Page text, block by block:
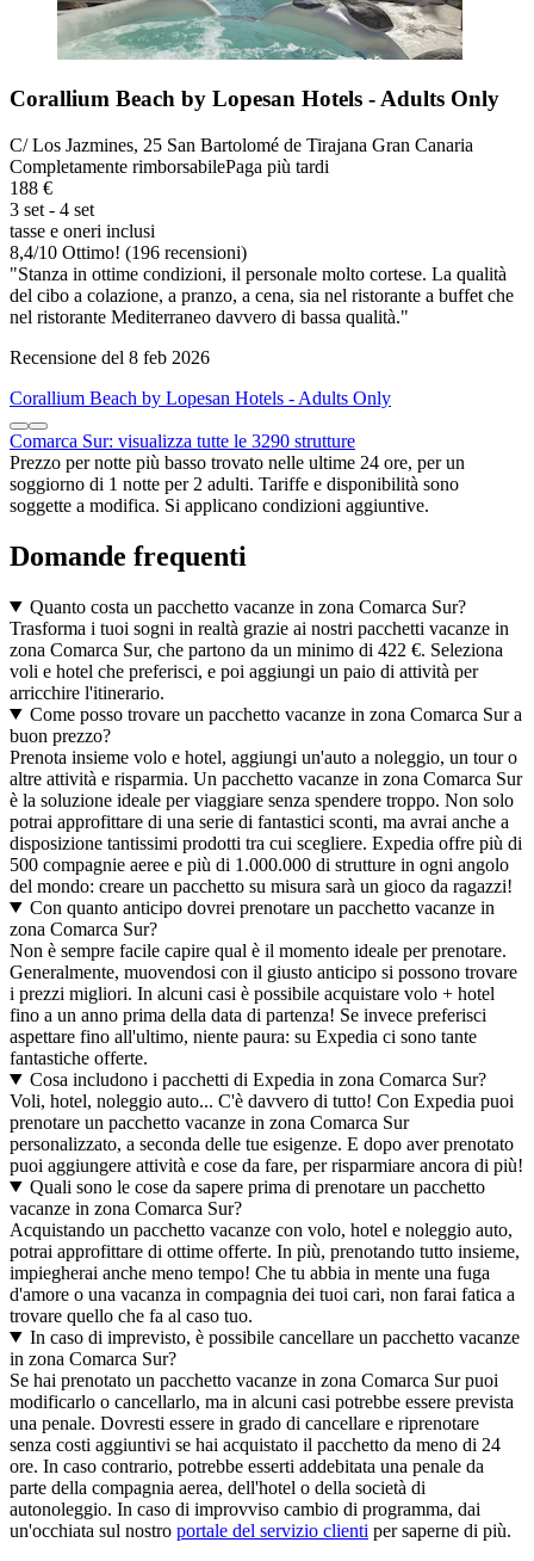
Corallium Beach by Lopesan Hotels - Adults Only
C/ Los Jazmines, 25 San Bartolomé de Tirajana Gran Canaria
Completamente rimborsabilePaga più tardi
188 €
3 set - 4 set
tasse e oneri inclusi
8,4/10 Ottimo! (196 recensioni)
"Stanza in ottime condizioni, il personale molto cortese. La qualità
del cibo a colazione, a pranzo, a cena, sia nel ristorante a buffet che
nel ristorante Mediterraneo davvero di bassa qualità."
Recensione del 8 feb 2026
Corallium Beach by Lopesan Hotels - Adults Only
Comarca Sur: visualizza tutte le 3290 strutture
Prezzo per notte più basso trovato nelle ultime 24 ore, per un
soggiorno di 1 notte per 2 adulti. Tariffe e disponibilità sono
soggette a modifica. Si applicano condizioni aggiuntive.
Domande frequenti
Quanto costa un pacchetto vacanze in zona Comarca Sur?
Trasforma i tuoi sogni in realtà grazie ai nostri pacchetti vacanze in
zona Comarca Sur, che partono da un minimo di 422 €. Seleziona
voli e hotel che preferisci, e poi aggiungi un paio di attività per
arricchire l'itinerario.
Come posso trovare un pacchetto vacanze in zona Comarca Sur a
buon prezzo?
Prenota insieme volo e hotel, aggiungi un'auto a noleggio, un tour o
altre attività e risparmia. Un pacchetto vacanze in zona Comarca Sur
è la soluzione ideale per viaggiare senza spendere troppo. Non solo
potrai approfittare di una serie di fantastici sconti, ma avrai anche a
disposizione tantissimi prodotti tra cui scegliere. Expedia offre più di
500 compagnie aeree e più di 1.000.000 di strutture in ogni angolo
del mondo: creare un pacchetto su misura sarà un gioco da ragazzi!
Con quanto anticipo dovrei prenotare un pacchetto vacanze in
zona Comarca Sur?
Non è sempre facile capire qual è il momento ideale per prenotare.
Generalmente, muovendosi con il giusto anticipo si possono trovare
i prezzi migliori. In alcuni casi è possibile acquistare volo + hotel
fino a un anno prima della data di partenza! Se invece preferisci
aspettare fino all'ultimo, niente paura: su Expedia ci sono tante
fantastiche offerte.
Cosa includono i pacchetti di Expedia in zona Comarca Sur?
Voli, hotel, noleggio auto... C'è davvero di tutto! Con Expedia puoi
prenotare un pacchetto vacanze in zona Comarca Sur
personalizzato, a seconda delle tue esigenze. E dopo aver prenotato
puoi aggiungere attività e cose da fare, per risparmiare ancora di più!
Quali sono le cose da sapere prima di prenotare un pacchetto
vacanze in zona Comarca Sur?
Acquistando un pacchetto vacanze con volo, hotel e noleggio auto,
potrai approfittare di ottime offerte. In più, prenotando tutto insieme,
impiegherai anche meno tempo! Che tu abbia in mente una fuga
d'amore o una vacanza in compagnia dei tuoi cari, non farai fatica a
trovare quello che fa al caso tuo.
In caso di imprevisto, è possibile cancellare un pacchetto vacanze
in zona Comarca Sur?
Se hai prenotato un pacchetto vacanze in zona Comarca Sur puoi
modificarlo o cancellarlo, ma in alcuni casi potrebbe essere prevista
una penale. Dovresti essere in grado di cancellare e riprenotare
senza costi aggiuntivi se hai acquistato il pacchetto da meno di 24
ore. In caso contrario, potrebbe esserti addebitata una penale da
parte della compagnia aerea, dell'hotel o della società di
autonoleggio. In caso di improvviso cambio di programma, dai
un'occhiata sul nostro portale del servizio clienti per saperne di più.